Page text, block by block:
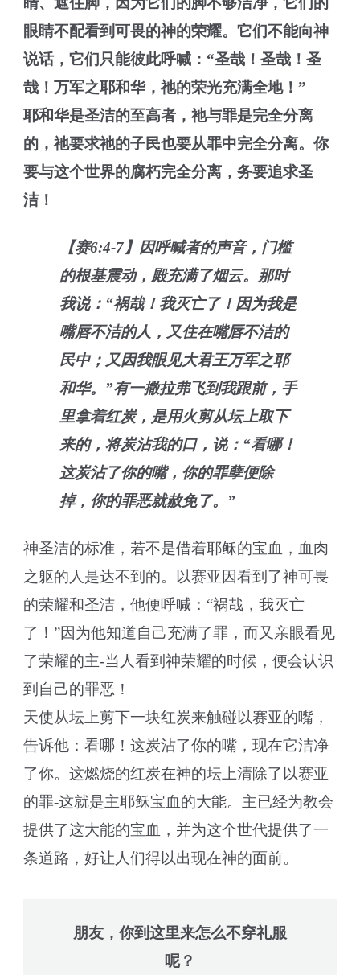
眼睛不配看到可畏的神的荣耀。它们不能向神
说话，它们只能彼此呼喊：“圣哉！圣哉！圣
哉！万军之耶和华，祂的荣光充满全地！”
耶和华是圣洁的至高者，祂与罪是完全分离
的，祂要求祂的子民也要从罪中完全分离。你
要与这个世界的腐朽完全分离，务要追求圣
洁！
【赛6:4-7】因呼喊者的声音，门槛
的根基震动，殿充满了烟云。那时
我说：“祸哉！我灭亡了！因为我是
嘴唇不洁的人，又住在嘴唇不洁的
民中；又因我眼见大君王万军之耶
和华。”有一撒拉弗飞到我跟前，手
里拿着红炭，是用火剪从坛上取下
来的，将炭沾我的口，说：“看哪！
这炭沾了你的嘴，你的罪孽便除
掉，你的罪恶就赦免了。”
神圣洁的标准，若不是借着耶稣的宝血，血肉
之躯的人是达不到的。以赛亚因看到了神可畏
的荣耀和圣洁，他便呼喊：“祸哉，我灭亡
了！”因为他知道自己充满了罪，而又亲眼看见
了荣耀的主-当人看到神荣耀的时候，便会认识
到自己的罪恶！
天使从坛上剪下一块红炭来触碰以赛亚的嘴，
告诉他：看哪！这炭沾了你的嘴，现在它洁净
了你。这燃烧的红炭在神的坛上清除了以赛亚
的罪-这就是主耶稣宝血的大能。主已经为教会
提供了这大能的宝血，并为这个世代提供了一
条道路，好让人们得以出现在神的面前。
朋友，你到这里来怎么不穿礼服
呢？